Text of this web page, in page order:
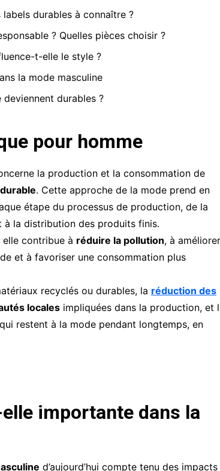
durables à connaître ?
? Quelles pièces choisir ?
t-elle le style ?
la mode masculine
durables ?
pour homme
la production et la consommation de
. Cette approche de la mode prend en
étape du processus de production, de la
la distribution des produits finis.
contribue à réduire la pollution, à améliorer
et à favoriser une consommation plus
recyclés ou durables, la réduction des
locales impliquées dans la production, et
restent à la mode pendant longtemps, en
importante dans la
d’aujourd’hui compte tenu des impacts